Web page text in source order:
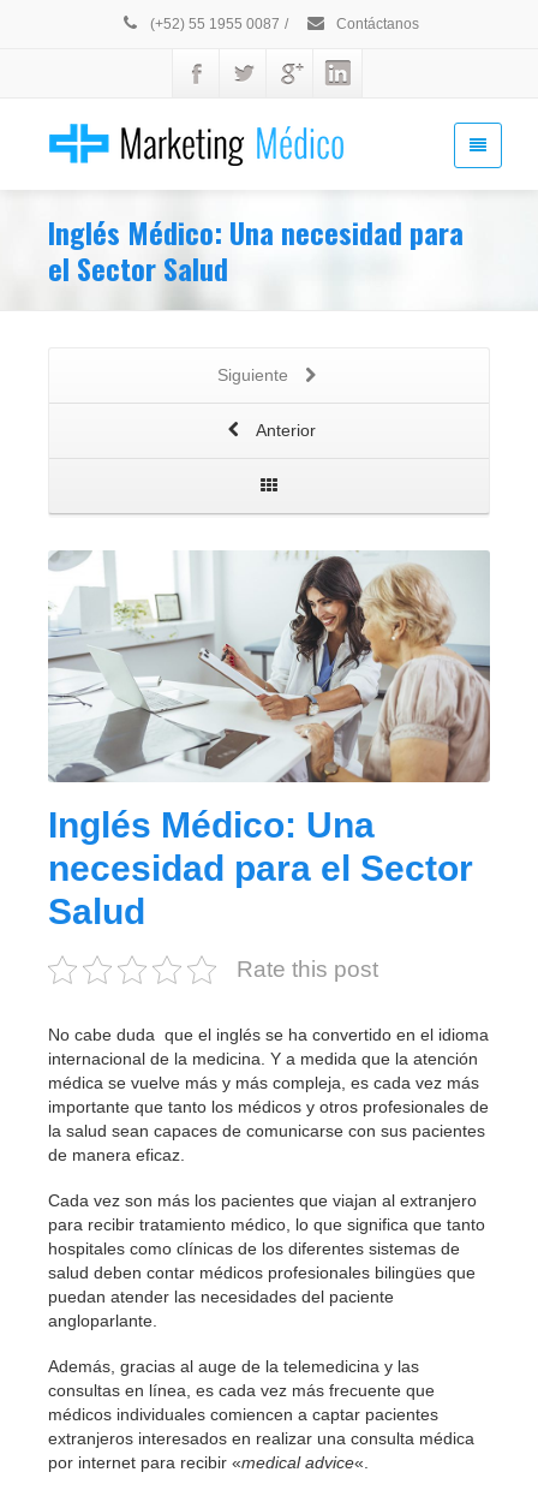
(+52) 55 1955 0087 / Contáctanos
Inglés Médico: Una necesidad para
el Sector Salud
Siguiente
Anterior
Inglés Médico: Una
necesidad para el Sector
Salud
Rate this post
No cabe duda que el inglés se ha convertido en el idioma
internacional de la medicina. Y a medida que la atención
médica se vuelve más y más compleja, es cada vez más
importante que tanto los médicos y otros profesionales de
la salud sean capaces de comunicarse con sus pacientes
de manera eficaz.
Cada vez son más los pacientes que viajan al extranjero
para recibir tratamiento médico, lo que significa que tanto
hospitales como clínicas de los diferentes sistemas de
salud deben contar médicos profesionales bilingües que
puedan atender las necesidades del paciente
angloparlante.
Además, gracias al auge de la telemedicina y las
consultas en línea, es cada vez más frecuente que
médicos individuales comiencen a captar pacientes
extranjeros interesados en realizar una consulta médica
por internet para recibir «medical advice«.